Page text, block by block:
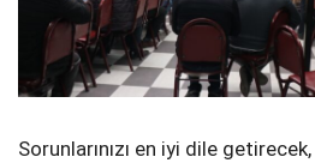
Sorunlarınızı en iyi dile